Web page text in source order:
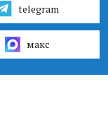
telegram
макс